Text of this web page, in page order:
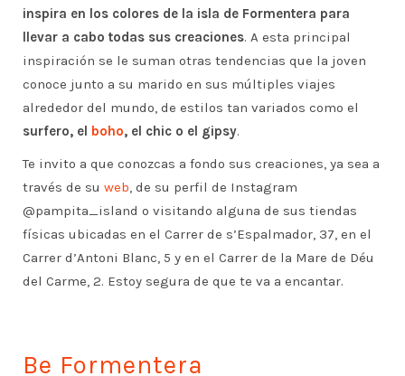
inspira en los colores de la isla de Formentera para
llevar a cabo todas sus creaciones. A esta principal
inspiración se le suman otras tendencias que la joven
conoce junto a su marido en sus múltiples viajes
alrededor del mundo, de estilos tan variados como el
surfero, el boho, el chic o el gipsy.
Te invito a que conozcas a fondo sus creaciones, ya sea a
través de su web, de su perfil de Instagram
@pampita_island o visitando alguna de sus tiendas
físicas ubicadas en el Carrer de s’Espalmador, 37, en el
Carrer d’Antoni Blanc, 5 y en el Carrer de la Mare de Déu
del Carme, 2. Estoy segura de que te va a encantar.
Be Formentera